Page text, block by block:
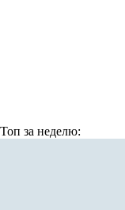
Топ за неделю: